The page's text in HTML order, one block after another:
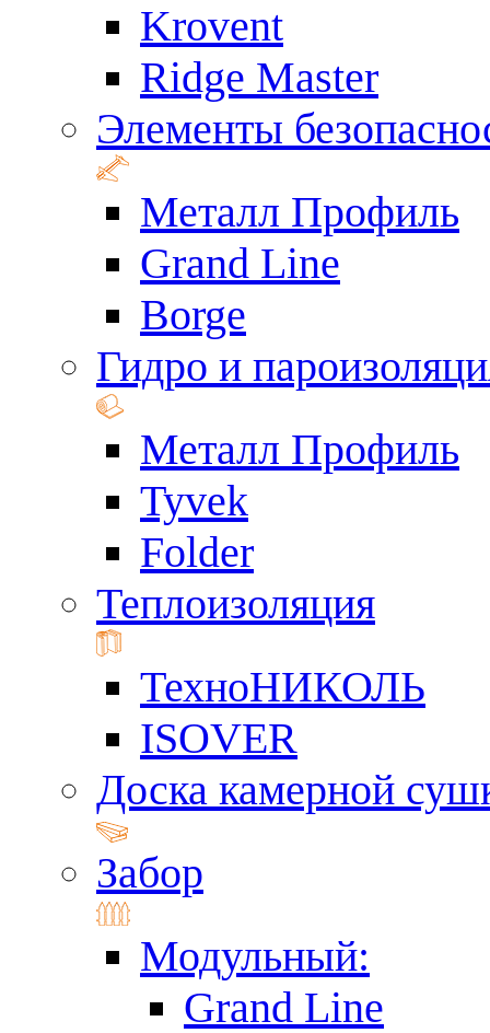
Krovent
Ridge Master
Элементы
Металл Профиль
Grand Line
Borge
Гидро и
Металл Профиль
Tyvek
Folder
Теплоизоляция
ТехноНИКОЛЬ
ISOVER
Доска камерной
Забор
Модульный:
Grand Line